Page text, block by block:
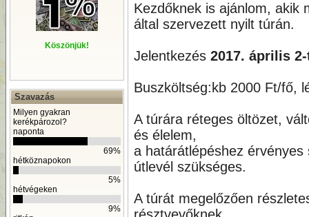
Köszönjük!
Szavazás
Milyen gyakran
kerékpározol?
naponta
69%
hétköznapokon
5%
hétvégeken
9%
Kezdőknek is ajánlom, akik
által szervezett nyilt túrán.
Jelentkezés 2017. április
Buszköltség:kb 2000 Ft/fő,
A túrára réteges öltözet,
és élelem,
a határátlépéshez
útlevél szükséges.
A túrát megelőzően